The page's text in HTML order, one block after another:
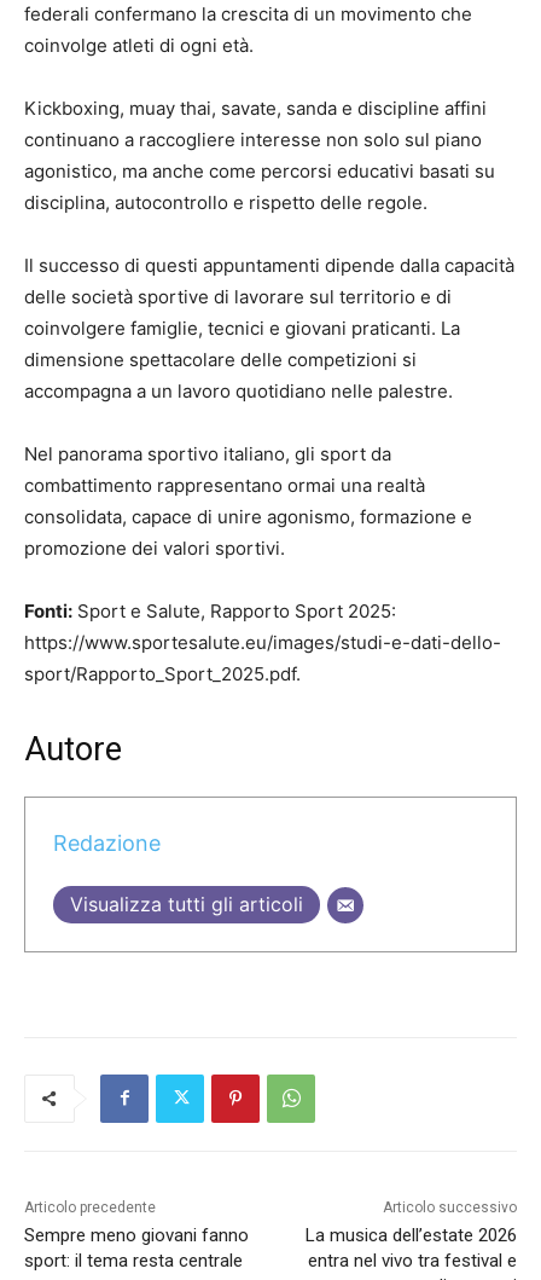
federali confermano la crescita di un movimento che
coinvolge atleti di ogni età.
Kickboxing, muay thai, savate, sanda e discipline affini
continuano a raccogliere interesse non solo sul piano
agonistico, ma anche come percorsi educativi basati su
disciplina, autocontrollo e rispetto delle regole.
Il successo di questi appuntamenti dipende dalla capacità
delle società sportive di lavorare sul territorio e di
coinvolgere famiglie, tecnici e giovani praticanti. La
dimensione spettacolare delle competizioni si
accompagna a un lavoro quotidiano nelle palestre.
Nel panorama sportivo italiano, gli sport da
combattimento rappresentano ormai una realtà
consolidata, capace di unire agonismo, formazione e
promozione dei valori sportivi.
Fonti: Sport e Salute, Rapporto Sport 2025:
https://www.sportesalute.eu/images/studi-e-dati-dello-
sport/Rapporto_Sport_2025.pdf.
Autore
Redazione
Visualizza tutti gli articoli
Articolo precedente
Sempre meno giovani fanno
sport: il tema resta centrale
Articolo successivo
La musica dell’estate 2026
entra nel vivo tra festival e